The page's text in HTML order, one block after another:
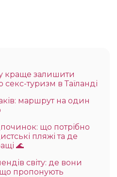
краще залишити
туризм в Таїланді
маршрут на один
що потрібно
пляжі та де
🌊
світу: де вони
що пропонують